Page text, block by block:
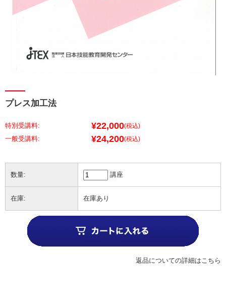
プレス加工法
特別受講料: ¥22,000(税込)
¥24,200(税込)
数量: 講座
在庫: 在庫あり
返品についての詳細はこちら